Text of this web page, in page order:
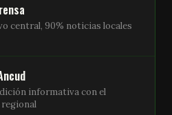
central, 90% noticias locales
informativa con el